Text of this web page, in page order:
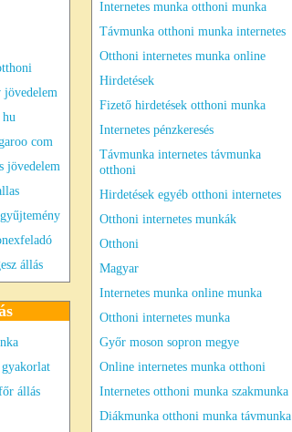
jövedelem
com
jövedelem
állás
állás
Internetes munka otthoni munka
Távmunka otthoni munka internetes
Otthoni internetes munka online
Hirdetések
Fizető hirdetések otthoni munka
Internetes pénzkeresés
Távmunka internetes távmunka
otthoni
Hirdetések egyéb otthoni internetes
Otthoni internetes munkák
Otthoni
Magyar
Internetes munka online munka
Otthoni internetes munka
Győr moson sopron megye
Online internetes munka otthoni
Internetes otthoni munka szakmunka
Diákmunka otthoni munka távmunka